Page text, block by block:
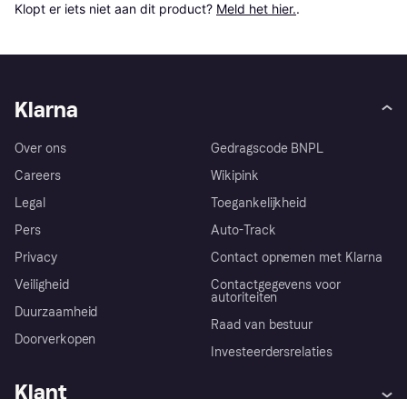
Klopt er iets niet aan dit product? Meld het hier..
Klarna
Over ons
Careers
Legal
Pers
Privacy
Veiligheid
Duurzaamheid
Doorverkopen
Gedragscode BNPL
Wikipink
Toegankelijkheid
Auto-Track
Contact opnemen met Klarna
Contactgegevens voor
autoriteiten
Raad van bestuur
Investeerdersrelaties
Klant